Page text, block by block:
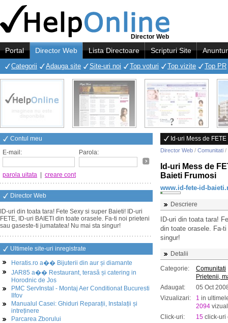
Director Web
Portal Director Web Lista Directoare Scripturi Site
Categorii Adauga site Site-uri noi Top voturi Top vizite Top PR
Contul meu
E-mail:
Parola:
parola uitata creare cont
Director Web
ID-uri din toata tara! Fete Sexy si super Baieti! ID-uri
FETE, ID-uri BAIETI din toate orasele. Fa-ti noi prieteni
sau gaseste-ti jumatatea! Nu mai sta singur!
Ultimele site-uri inregistrate
Heratis.ro a�� Bijuterii din aur și diamante
JAR85 a�� Restaurant, terasă și catering in
Horodnic de Jos
PMC ServInstal - Montaj Aer Conditionat Bucuresti
Ilfov
Manualul Casei: Ghiduri Reparații, Instalații și
intreținere
Parcarea Zborului
Id-uri Mess de
Director Web / Comunitati /
Id-uri Mess de
Baieti Frumosi
www.id-fete-id-
Descriere
ID-uri din toata tara!
din toate orasele. Fa-
singur!
Detalii
Categorie:
Comunitati
Prietenii,
Adaugat:
05 Oct
Vizualizari:
1 in
2094
Click-uri:
15 click-uri